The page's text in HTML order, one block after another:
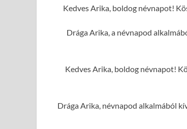
Kedves Arika, boldog névnapot!
Drága Arika, a névnapod
Kedves Arika, boldog névnapot!
Drága Arika, névnapod alkalmából